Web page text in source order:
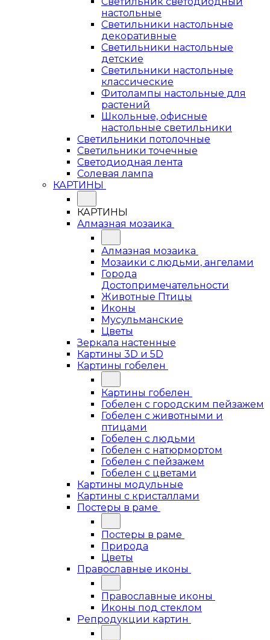
настольные
Светильники настольные
декоративные
Светильники настольные
детские
Светильники настольные
классические
Фитолампы настольные для
растений
Школьные, офисные
настольные светильники
Светильники потолочные
Светильники точечные
Светодиодная лента
Солевая лампа
КАРТИНЫ
КАРТИНЫ
Алмазная мозаика
Алмазная мозаика
Мозаики с людьми, ангелами
Города
Достопримечательности
Животные Птицы
Иконы
Мусульманские
Цветы
Зеркала настенные
Картины 3D и 5D
Картины гобелен
Картины гобелен
Гобелен с городским пейзажем
Гобелен с животными и
птицами
Гобелен с людьми
Гобелен с натюрмортом
Гобелен с пейзажем
Гобелен с цветами
Картины модульные
Картины с кристаллами
Постеры в раме
Постеры в раме
Природа
Цветы
Православные иконы
Православные иконы
Иконы под стеклом
Репродукции картин